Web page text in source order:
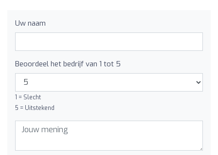
Uw naam
Beoordeel het bedrijf van 1 tot 5
1 = Slecht
5 = Uitstekend